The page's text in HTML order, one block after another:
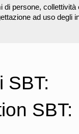
persone,
ad uso degli
SBT:
SBT: